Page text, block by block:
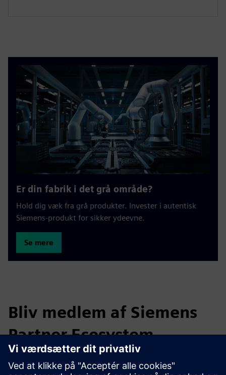
Er din fabrik i det grå område?
Hold dig væk fra grå produkter. Invester i autentisk
Siemens-produkt for sikker ydeevne.
Se mere
Bliv medlem af Siemens
Partner Ecosystem
Industrial Partner Ecosystem venter på dig. Kontakt os på